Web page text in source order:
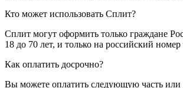
Кто может использовать Сплит?
Сплит могут оформить только граждане
18 до 70 лет, и только на российский номер
Как оплатить досрочно?
Вы можете оплатить следующую часть